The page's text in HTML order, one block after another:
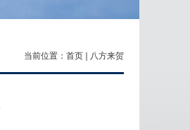
当前位置： 首页 八方来贺